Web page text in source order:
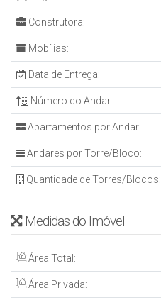
Construtora:
Mobílias:
Data de Entrega:
Número do Andar:
Apartamentos por Andar:
Andares por Torre/Bloco:
Quantidade de Torres/Blocos:
Medidas do Imóvel
Área Total:
Área Privada: